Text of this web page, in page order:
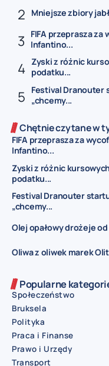
Mniejsze zbiory
FIFA przeprasza
Infantino...
Zyski z różnic
podatku...
Festival Dranouter
„chcemy...
Chętnie czytane w
FIFA przeprasza za
Infantino...
Zyski z różnic
podatku...
Festival Dranouter
„chcemy...
Olej opałowy drożeje od
Oliwa z oliwek marek
Popularne
Społeczeństwo
Bruksela
Polityka
Praca i Finanse
Prawo i Urzędy
Transport